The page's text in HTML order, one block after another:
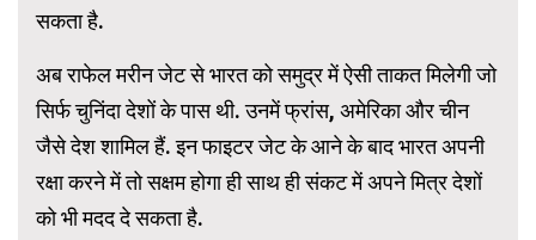
सकता है.
अब राफेल मरीन जेट से भारत को समुद्र में ऐसी ताकत मिलेगी जो
सिर्फ चुनिंदा देशों के पास थी. उनमें फ्रांस, अमेरिका और चीन
जैसे देश शामिल हैं. इन फाइटर जेट के आने के बाद भारत अपनी
रक्षा करने में तो सक्षम होगा ही साथ ही संकट में अपने मित्र देशों
को भी मदद दे सकता है.